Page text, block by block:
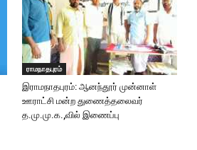
ராமநாதபுரம்
இராமநாதபுரம்: ஆனந்தூர் முன்னாள்
ஊராட்சி மன்ற துணைத்தலைவர்
த.மு.மு.க.,வில் இணைப்பு